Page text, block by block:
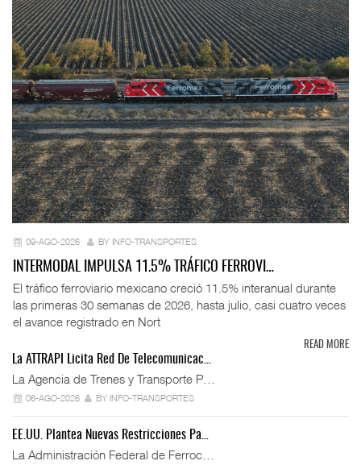
09-AGO-2026 BY INFO-TRANSPORTES
INTERMODAL IMPULSA 11.5% TRÁFICO FERROVI…
El tráfico ferroviario mexicano creció 11.5% interanual durante
las primeras 30 semanas de 2026, hasta julio, casi cuatro veces
el avance registrado en Nort
READ MORE
La ATTRAPI Licita Red De Telecomunicac…
La Agencia de Trenes y Transporte P…
06-AGO-2026 BY INFO-TRANSPORTES
EE.UU. Plantea Nuevas Restricciones Pa…
La Administración Federal de Ferroc…